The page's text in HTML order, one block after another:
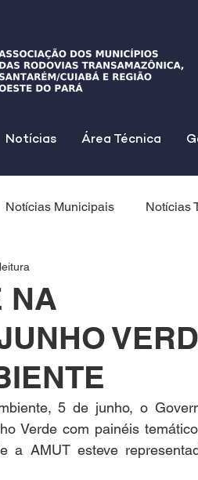
Notícias Área Técnica
Notícias Municipais Notícias
NA
5 de junho, o
Verde com painéis
a AMUT esteve